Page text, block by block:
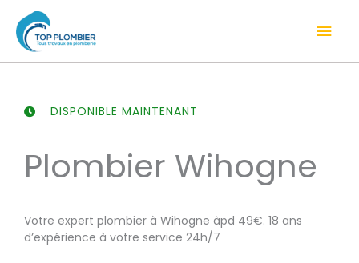
contenu
DISPONIBLE MAINTENANT
Plombier Wihogne
Votre expert plombier à Wihogne àpd 49€. 18 ans
d’expérience à votre service 24h/7